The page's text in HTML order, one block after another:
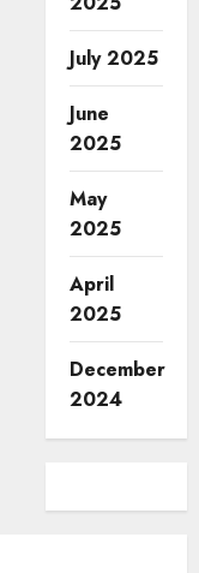
July 2025
June
2025
May
2025
April
2025
December
2024